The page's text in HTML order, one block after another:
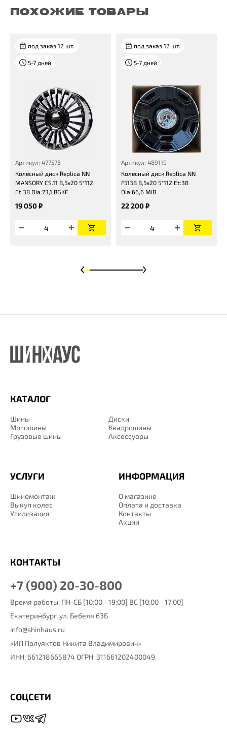
ПОХОЖИЕ ТОВАРЫ
под заказ 12 шт.
5-7 дней
Артикул: 477573
Колесный диск Replica NN
MANSORY CS.11 8,5x20 5*112
Et:38 Dia:73,1 BGKF
19 050 ₽
под заказ 12 шт.
5-7 дней
Артикул: 489119
Колесный диск Replica NN
F5138 8,5x20 5*112 Et:38
Dia:66,6 MIB
22 200 ₽
КАТАЛОГ
Шины
Диски
Мотошины
Квадрошины
Грузовые шины
Аксессуары
ИНФОРМАЦИЯ
О магазине
Оплата и доставка
Контакты
Акции
УСЛУГИ
Шиномонтаж
Выкуп колес
Утилизация
КОНТАКТЫ
+7 (900) 20-30-800
Время работы: ПН-СБ [10:00 - 19:00] ВС [10:00 - 17:00]
Екатеринбург, ул. Бебеля 63Б
info@shinhaus.ru
«ИП Полуяктов Никита Владимирович»
ИНН: 661218665874 ОГРН: 311661202400049
СОЦСЕТИ